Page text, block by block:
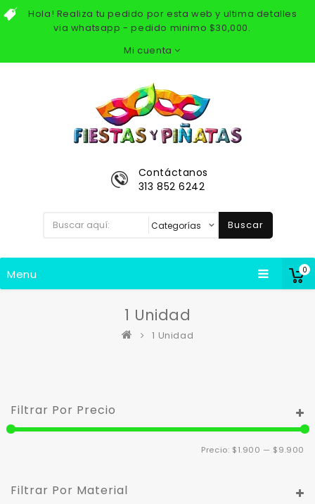
Hola! Realiza tu pedido por esta web y ultima detalles
via whatsapp - pedido minimo $30,000.
Mi cuenta
0
Contáctanos
313 852 6242
Buscar
Menu
1 Unidad
1 Unidad
Filtrar Por Precio
Precio: $1.900 — $9.900
Filtrar Por Material